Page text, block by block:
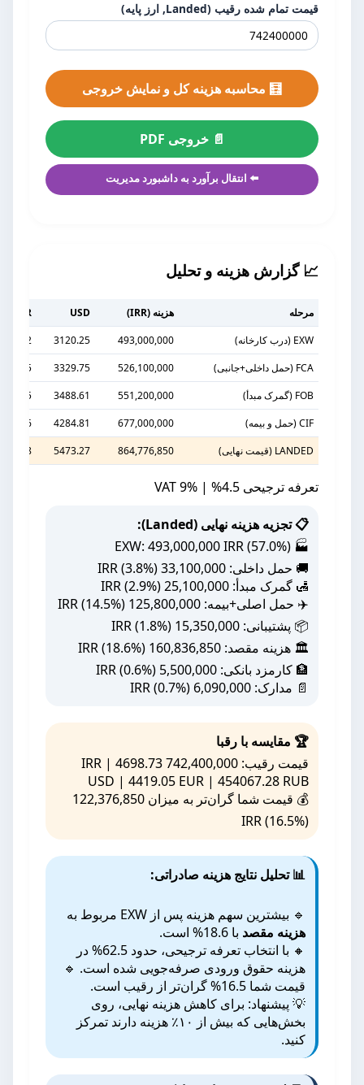
قیمت تمام شده رقیب (Landed, ارز پایه)
🧮 محاسبه هزینه کل و نمایش خروجی
📄 خروجی PDF
⬅️ انتقال برآورد به داشبورد مدیریت
📈 گزارش هزینه و تحلیل
مرحله هزینه (IRR) USD
EUR
EXW (درب کارخانه)
493,000,000
3120.25
FCA (حمل داخلی+جانبی)
526,100,000
3329.75
FOB (گمرک مبدأ)
551,200,000
3488.61
CIF (حمل و بیمه)
677,000,000
4284.81
LANDED (قیمت نهایی)
864,776,850
5473.27
تعرفه ترجیحی 4.5% | VAT 9%
📋 تجزیه هزینه نهایی (Landed):
🏭 EXW: 493,000,000 IRR (57.0%)
🚚 حمل داخلی: 33,100,000 IRR (3.8%)
🛃 گمرک مبدأ: 25,100,000 IRR (2.9%)
✈️ حمل اصلی+بیمه: 125,800,000 IRR (14.5%)
📦 پشتیبانی: 15,350,000 IRR (1.8%)
🏛️ هزینه مقصد: 160,836,850 IRR (18.6%)
🏦 کارمزد بانکی: 5,500,000 IRR (0.6%)
📄 مدارک: 6,090,000 IRR (0.7%)
🏆 مقایسه با رقبا
قیمت رقیب: 742,400,000 IRR | 4698.73
USD | 4419.05 EUR | 454067.28 RUB
💰 قیمت شما گران‌تر به میزان 122,376,850
IRR (16.5%)
📊 تحلیل نتایج هزینه صادراتی:
🔹 بیشترین سهم هزینه پس از EXW مربوط به
هزینه مقصد با 18.6% است.
🔸 با انتخاب تعرفه ترجیحی، حدود 62.5% در
هزینه حقوق ورودی صرفه‌جویی شده است. 🔹
قیمت شما 16.5% گران‌تر از رقیب است.
💡 پیشنهاد: برای کاهش هزینه نهایی، روی
بخش‌هایی که بیش از ۱۰٪ هزینه دارند تمرکز
کنید.